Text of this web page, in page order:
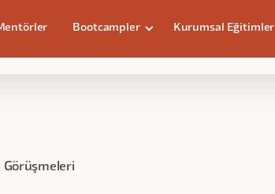
Bootcampler Kurumsal Eğitimler
Görüşmeleri